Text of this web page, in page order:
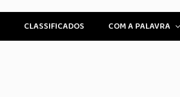
CLASSIFICADOS COM A PALAVRA